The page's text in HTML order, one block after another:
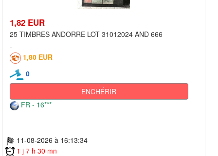
1,82 EUR
25 TIMBRES ANDORRE LOT 31012024 AND 666
1,80 EUR
0
ENCHÉRIR
FR - 16***
11-08-2026 à 16:13:34
1 j 7 h 30 mn